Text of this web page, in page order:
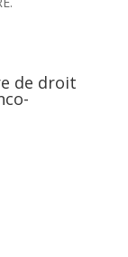
de droit